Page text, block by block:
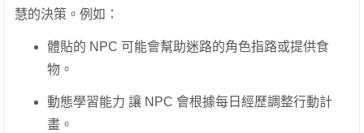
慧的決策。例如：
體貼的 NPC 可能會幫助迷路的角色指路或提供食
物。
動態學習能力 讓 NPC 會根據每日經歷調整行動計
畫。